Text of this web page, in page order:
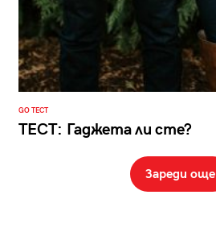
GO ТЕСТ
ТЕСТ: Гаджета ли сте?
Зареди още